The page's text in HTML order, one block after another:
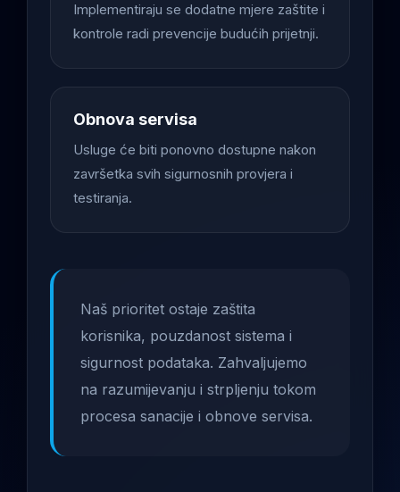
Implementiraju se dodatne mjere zaštite i
kontrole radi prevencije budućih prijetnji.
Obnova servisa
Usluge će biti ponovno dostupne nakon
završetka svih sigurnosnih provjera i
testiranja.
Naš prioritet ostaje zaštita
korisnika, pouzdanost sistema i
sigurnost podataka. Zahvaljujemo
na razumijevanju i strpljenju tokom
procesa sanacije i obnove servisa.